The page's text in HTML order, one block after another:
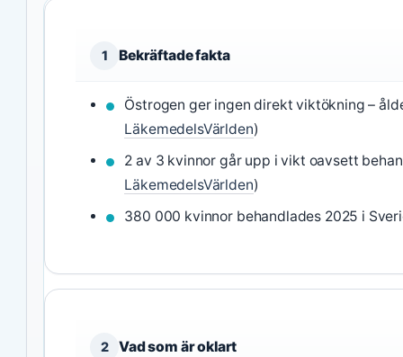
1 Bekräftade fakta
Östrogen ger ingen direkt viktökning –
LäkemedelsVärlden)
2 av 3 kvinnor går upp i vikt oavsett
LäkemedelsVärlden)
380 000 kvinnor behandlades 2025 i
2 Vad som är oklart